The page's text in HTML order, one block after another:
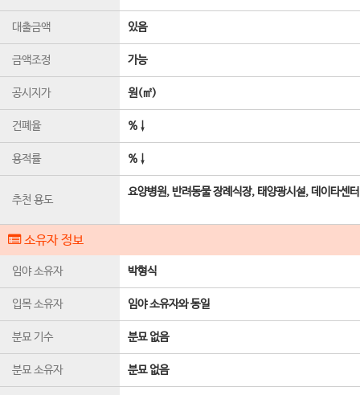
대출금액 있음
금액조정 가능
공시지가 원(㎡)
건폐율 %↓
용적률 %↓
추천 용도
요양병원, 반려동물 장례식장, 태양광시설, 데이타센터
소유자 정보
임야 소유자 박형식
입목 소유자 임야 소유자와 동일
분묘 기수 분묘 없음
분묘 소유자 분묘 없음